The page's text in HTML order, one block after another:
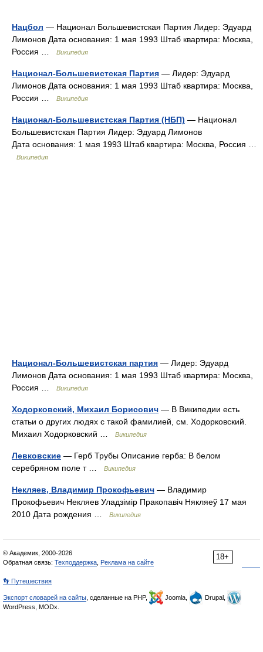
Нацбол — Национал Большевистская Партия Лидер: Эдуард
Лимонов Дата основания: 1 мая 1993 Штаб квартира: Москва,
Россия …
Википедия
Национал-Большевистская Партия — Лидер: Эдуард
Лимонов Дата основания: 1 мая 1993 Штаб квартира: Москва,
Россия …
Википедия
Национал-Большевистская Партия (НБП) — Национал
Большевистская Партия Лидер: Эдуард Лимонов
Дата основания: 1 мая 1993 Штаб квартира: Москва, Россия …
Википедия
Национал-Большевистская партия — Лидер: Эдуард
Лимонов Дата основания: 1 мая 1993 Штаб квартира: Москва,
Россия …
Википедия
Ходорковский, Михаил Борисович — В Википедии есть
статьи о других людях с такой фамилией, см. Ходорковский.
Михаил Ходорковский …
Википедия
Левковские — Герб Трубы Описание герба: В белом
серебряном поле т …
Википедия
Некляев, Владимир Прокофьевич — Владимир
Прокофьевич Некляев Уладзімір Пракопавіч Някляеў 17 мая
2010 Дата рождения …
Википедия
18+
© Академик, 2000-2026
Обратная связь: Техподдержка Реклама на сайте
👣 Путешествия
Экспорт словарей на сайты , сделанные на PHP, Joomla,
Drupal,
WordPress, MODx.